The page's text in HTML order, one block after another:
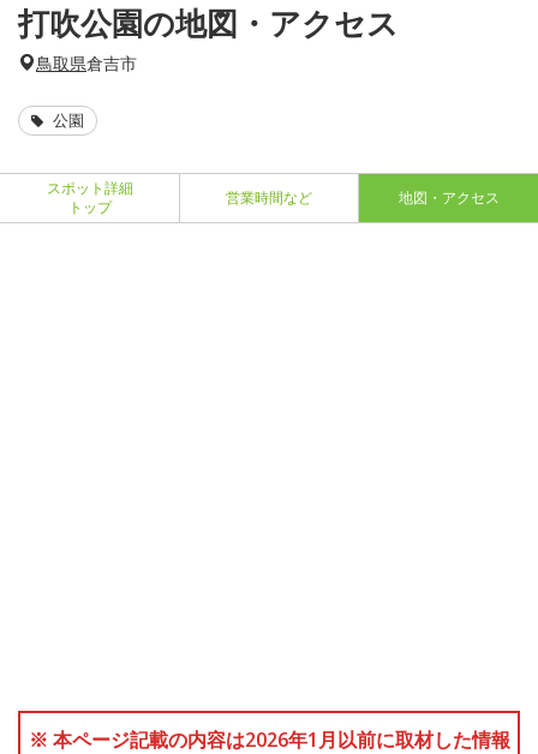
打吹公園の地図・アクセス
鳥取県倉吉市
公園
スポット詳細
トップ
営業時間など 地図・アクセス
※ 本ページ記載の内容は2026年1月以前に取材した情報